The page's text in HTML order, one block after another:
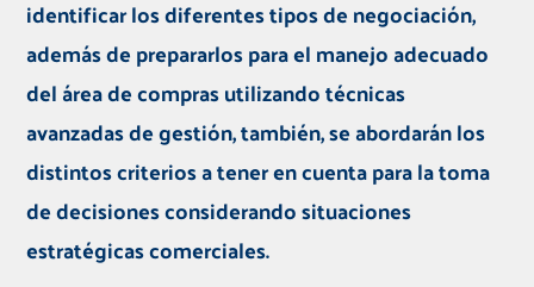
identificar los diferentes tipos de negociación,
además de prepararlos para el manejo adecuado
del área de compras utilizando técnicas
avanzadas de gestión, también, se abordarán los
distintos criterios a tener en cuenta para la toma
de decisiones considerando situaciones
estratégicas comerciales.